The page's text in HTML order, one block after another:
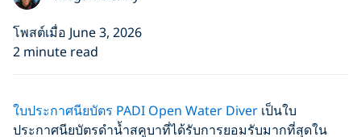
โพสต์เมื่อ June 3, 2026
2 minute read
ใบประกาศนียบัตร PADI Open Water Diver เป็นใบ
ประกาศนียบัตรดำน้ำสคูบาที่ได้รับการยอมรับมากที่สุดใน